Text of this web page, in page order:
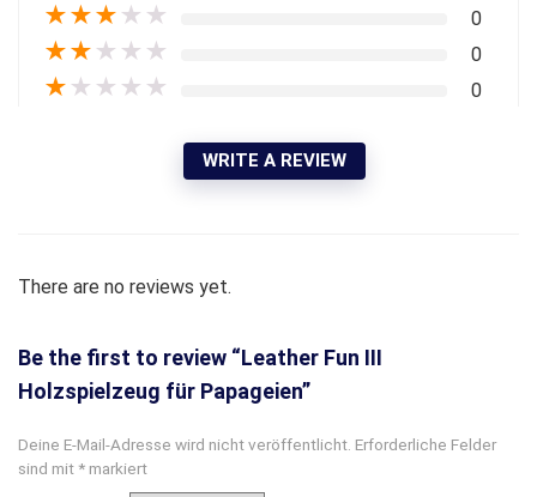
★★★ ★ ★ 0
★★ ★ ★ ★ 0
★ ★ ★ ★ ★ 0
WRITE A REVIEW
There are no reviews yet.
Be the first to review “Leather Fun III
Holzspielzeug für Papageien”
Deine E-Mail-Adresse wird nicht veröffentlicht. Erforderliche Felder
sind mit * markiert